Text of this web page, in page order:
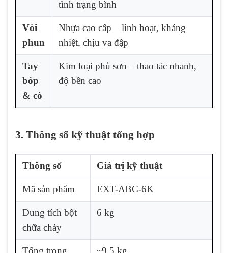
tình trạng bình
Vòi
phun
Nhựa cao cấp – linh hoạt, kháng
nhiệt, chịu va đập
Tay
bóp
& cò
Kim loại phủ sơn – thao tác nhanh,
độ bền cao
3. Thông số kỹ thuật tổng hợp
Thông số Giá trị kỹ thuật
Mã sản phẩm EXT-ABC-6K
Dung tích bột
chữa cháy
6 kg
Tổng trọng
~9.5 kg